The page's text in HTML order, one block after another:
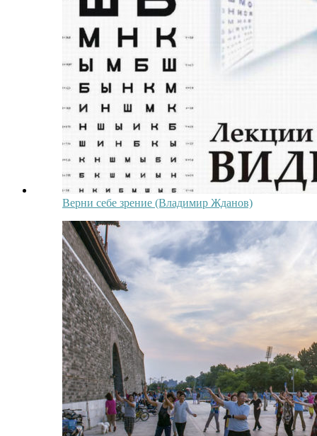
Верни себе зрение (Владимир Жданов)